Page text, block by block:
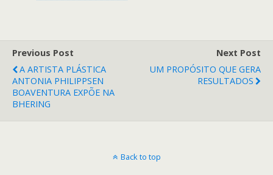
Previous Post
A ARTISTA PLÁSTICA
ANTONIA PHILIPPSEN
BOAVENTURA EXPÕE NA
BHERING
Next Post
UM PROPÓSITO QUE GERA
RESULTADOS
Back to top